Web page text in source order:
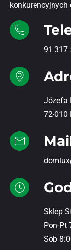
konkurencyjnych
91 317
Józefa
72-010
Sklep
Pon-Pt
Sob